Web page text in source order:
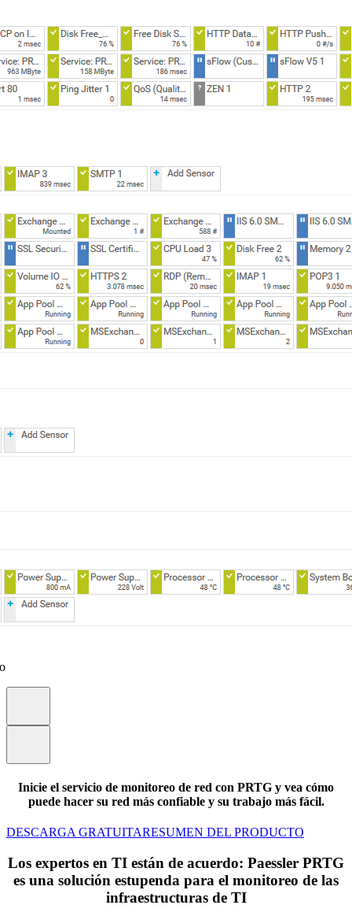
Inicie el servicio de monitoreo de red con PRTG y vea cómo
puede hacer su red más confiable y su trabajo más fácil.
DESCARGA GRATUITARESUMEN DEL PRODUCTO
Los expertos en TI están de acuerdo: Paessler PRTG
es una solución estupenda para el monitoreo de las
infraestructuras de TI